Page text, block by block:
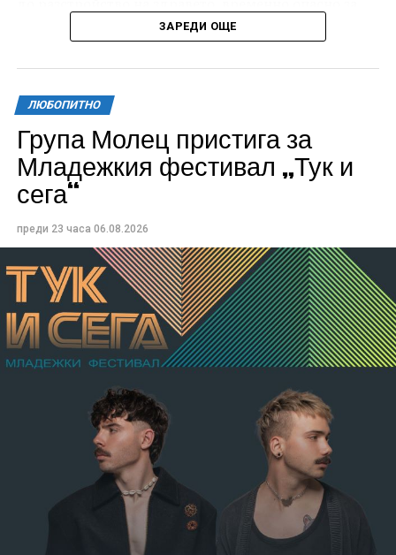
живота, и лека телесна повреда на Х.С., която бе с
порезна рана на петия пръст на дясната ръка,
довела до разстройство на здравето, неопасно за
За извършеното престъпление 37-годишният бе
осъден с наложено наказание 1 година и 8 месеца
лишаване от свобода, чието изпълнение бб отложено
за срок от 4 години и 6 месеца.
Съучастникът му, с инициали А.Н. на 19 години, пък
бе признат за виновен за това, че причинил по
хулигански подбуди леки телесни повреди на В.А. –
разкъсно-контузни рани в теменно-тилната област и
в областта на носа, и охлузни рани, довели до
разстройство на здравето, неопасно за живота.
Престъплението бе класифицирано по чл.131 ал.1
т.12 пр.1, вр. чл.130 ал.1 от НК, като А.Н. е освободен
от наказателна отговорност и му е наложено
административно наказание по реда на чл.78а ал.1
от НК – глоба в размер на 306,77 евро.
С постановление на Районна прокуратура-Габрово
В.А. е бил задържан за срок до 72 часа, а с
определение на Районен съд-Габрово спрямо него е
взета мярка за неотклонение „домашен арест“.
ЗАРЕДИ ОЩЕ
ЛЮБОПИТНО
Група Молец пристига за
Младежкия фестивал „Тук и
сега“
преди 23 часа 06.08.2026